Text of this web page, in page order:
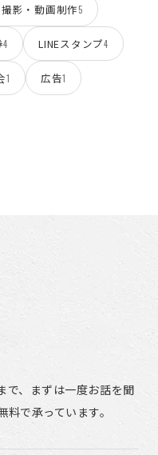
影・動画制作5
4 LINEスタンプ4
1 広告1
で、まずは一度お話を聞
で承っています。